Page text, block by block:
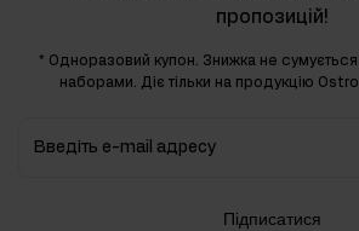
пропозицій!
* Одноразовий купон. Знижка не сумується
наборами. Діє тільки на продукцію
Введіть e-mail адресу
Підписатися